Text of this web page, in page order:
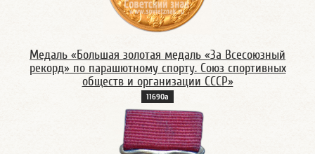
Медаль «Большая золотая медаль «За Всесоюзный
рекорд» по парашютному спорту. Союз спортивных
обществ и организации СССР»
11690а